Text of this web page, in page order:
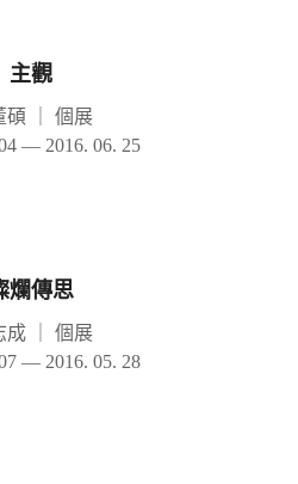
主觀
碩
個展
— 2016. 06. 25
爛傳思
成
個展
— 2016. 05. 28